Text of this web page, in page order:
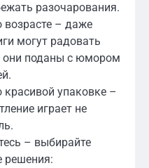
разочарования.
возрасте – даже
могут радовать
они поданы с юмором
красивой упаковке –
играет не
– выбирайте
решения: